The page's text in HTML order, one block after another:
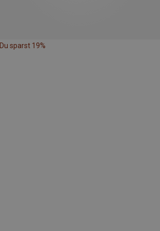
Du sparst 19%